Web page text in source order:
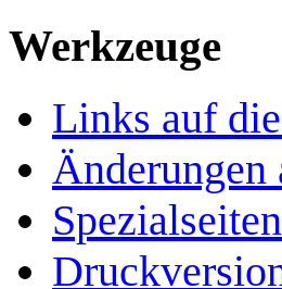
Werkzeuge
Links auf
Änderungen
Spezialseiten